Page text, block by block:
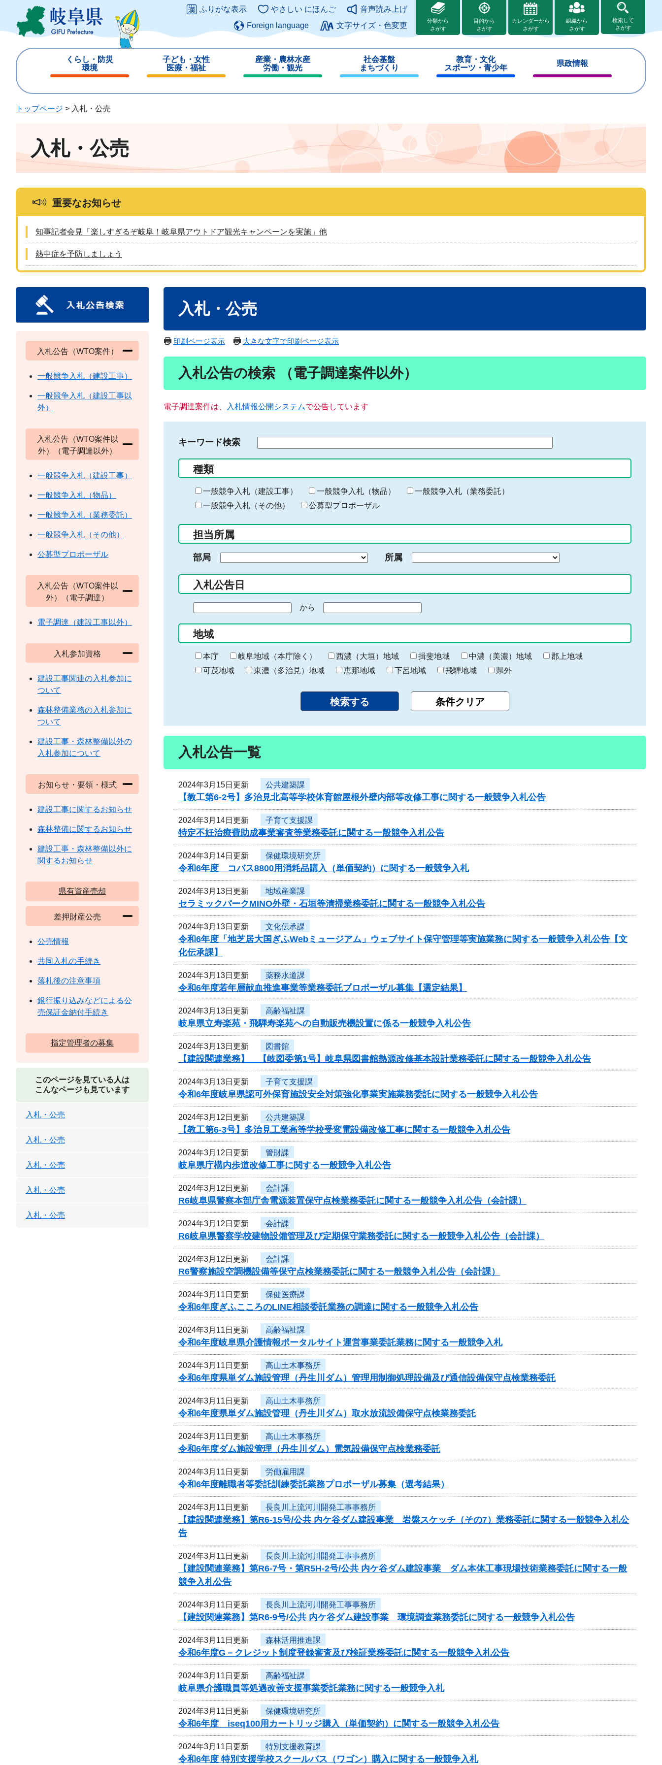
ジ
ュ
このページの本文へ
ふりがな表示 やさしい にほんご
音声読み上げ
Foreign language
文字サイズ・色変更
分類から
さがす
目的から
さがす
カレンダーから
さがす
組織から
さがす
検索して
さがす
くらし・防災
環境
じ
子ども・女性
医療・福祉
じ
産業・農林水産
労働・観光
じ
社会基盤
まちづくり
じ
教育・文化
スポーツ・青少年
じ
県政情報
じ
トップページ > 入札・公売
入札・公売
重要なお知らせ
知事記者会見「楽しすぎるぞ岐阜！岐阜県アウトドア観光キャンペーンを実施」他
熱中症を予防しましょう
入札・公売
印刷ページ表示 大きな文字で印刷ページ表示
入札公告の検索 （電子調達案件以外）
電子調達案件は、 入札情報公開システムで公告しています
キーワード検索
る
キ
ー
ー
入
力
種類
一般競争入札（建設工事） 一般競争入札（物品）
一般競争入札（業務委託）
一般競争入札（その他）
公募型プロポーザル
担当所属
部局 所属
入札公告日
の
始
ま
り
から
終
わ
り
地域
本庁 岐阜地域（本庁除く） 西濃（大垣）地域 揖斐地域 中濃（美濃）地域
郡上地域
可茂地域
東濃（多治見）地域 恵那地域 下呂地域 飛騨地域 県外
入札公告一覧
2024年3月15日更新 公共建築課
【教工第6-2号】多治見北高等学校体育館屋根外壁内部等改修工事に関する一般競争入札公告
2024年3月14日更新 子育て支援課
特定不妊治療費助成事業審査等業務委託に関する一般競争入札公告
2024年3月14日更新 保健環境研究所
令和6年度 コバス8800用消耗品購入（単価契約）に関する一般競争入札
2024年3月13日更新 地域産業課
セラミックパークMINO外壁・石垣等清掃業務委託に関する一般競争入札公告
2024年3月13日更新 文化伝承課
令和6年度「地芝居大国ぎふWebミュージアム」ウェブサイト保守管理等実施業務に関する一般競争入札公告【文
化伝承課】
2024年3月13日更新 薬務水道課
令和6年度若年層献血推進事業等業務委託プロポーザル募集【選定結果】
2024年3月13日更新 高齢福祉課
岐阜県立寿楽苑・飛騨寿楽苑への自動販売機設置に係る一般競争入札公告
2024年3月13日更新 図書館
【建設関連業務】 【岐図委第1号】岐阜県図書館熱源改修基本設計業務委託に関する一般競争入札公告
2024年3月13日更新 子育て支援課
令和6年度岐阜県認可外保育施設安全対策強化事業実施業務委託に関する一般競争入札公告
2024年3月12日更新 公共建築課
【教工第6-3号】多治見工業高等学校受変電設備改修工事に関する一般競争入札公告
2024年3月12日更新 管財課
岐阜県庁構内歩道改修工事に関する一般競争入札公告
2024年3月12日更新 会計課
R6岐阜県警察本部庁舎電源装置保守点検業務委託に関する一般競争入札公告（会計課）
2024年3月12日更新 会計課
R6岐阜県警察学校建物設備管理及び定期保守業務委託に関する一般競争入札公告（会計課）
2024年3月12日更新 会計課
R6警察施設空調機設備等保守点検業務委託に関する一般競争入札公告（会計課）
2024年3月11日更新 保健医療課
令和6年度ぎふこころのLINE相談委託業務の調達に関する一般競争入札公告
2024年3月11日更新 高齢福祉課
令和6年度岐阜県介護情報ポータルサイト運営事業委託業務に関する一般競争入札
2024年3月11日更新 高山土木事務所
令和6年度県単ダム施設管理（丹生川ダム）管理用制御処理設備及び通信設備保守点検業務委託
2024年3月11日更新 高山土木事務所
令和6年度県単ダム施設管理（丹生川ダム）取水放流設備保守点検業務委託
2024年3月11日更新 高山土木事務所
令和6年度ダム施設管理（丹生川ダム）電気設備保守点検業務委託
2024年3月11日更新 労働雇用課
令和6年度離職者等委託訓練委託業務プロポーザル募集（選考結果）
2024年3月11日更新 長良川上流河川開発工事事務所
【建設関連業務】第R6-15号/公共 内ケ谷ダム建設事業 岩盤スケッチ（その7）業務委託に関する一般競争入札公
告
2024年3月11日更新 長良川上流河川開発工事事務所
【建設関連業務】第R6-7号・第R5H-2号/公共 内ケ谷ダム建設事業 ダム本体工事現場技術業務委託に関する一般
競争入札公告
2024年3月11日更新 長良川上流河川開発工事事務所
【建設関連業務】第R6-9号/公共 内ケ谷ダム建設事業 環境調査業務委託に関する一般競争入札公告
2024年3月11日更新 森林活用推進課
令和6年度G－クレジット制度登録審査及び検証業務委託に関する一般競争入札公告
2024年3月11日更新 高齢福祉課
岐阜県介護職員等処遇改善支援事業委託業務に関する一般競争入札
2024年3月11日更新 保健環境研究所
令和6年度 iseq100用カートリッジ購入（単価契約）に関する一般競争入札公告
2024年3月11日更新 特別支援教育課
令和6年度 特別支援学校スクールバス（ワゴン）購入に関する一般競争入札
入札公告（WTO案件）
一般競争入札（建設工事）
一般競争入札（建設工事以
外）
入札公告（WTO案件以
外）（電子調達以外）
一般競争入札（建設工事）
一般競争入札（物品）
一般競争入札（業務委託）
一般競争入札（その他）
公募型プロポーザル
入札公告（WTO案件以
外）（電子調達）
電子調達（建設工事以外）
入札参加資格
建設工事関連の入札参加に
ついて
森林整備業務の入札参加に
ついて
建設工事・森林整備以外の
入札参加について
お知らせ・要領・様式
建設工事に関するお知らせ
森林整備に関するお知らせ
建設工事・森林整備以外に
関するお知らせ
県有資産売却
差押財産公売
公売情報
共同入札の手続き
落札後の注意事項
銀行振り込みなどによる公
売保証金納付手続き
指定管理者の募集
このページを見ている人は
こんなページも見ています
入札・公売
入札・公売
入札・公売
入札・公売
入札・公売